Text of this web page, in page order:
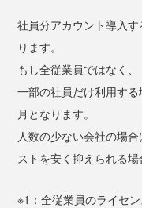
社員分アカウント導入
ります。
もし全従業員ではなく、
一部の社員だけ利用す
月となります。
人数の少ない会社の場
ストを安く抑えられる場
※1：全従業員のライセ